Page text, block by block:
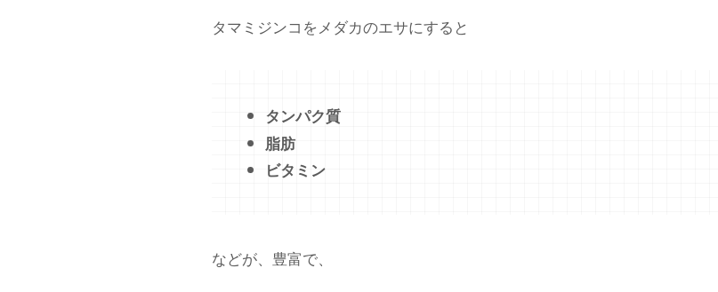
タマミジンコをメダカのエサにすると
タンパク質
脂肪
ビタミン
などが、豊富で、